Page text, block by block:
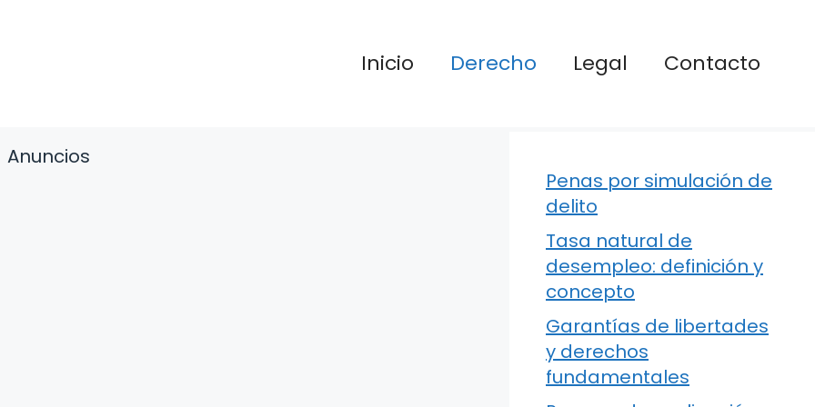
Inicio Derecho Legal Contacto
Anuncios
Penas por simulación de
delito
Tasa natural de
desempleo: definición y
concepto
Garantías de libertades
y derechos
fundamentales